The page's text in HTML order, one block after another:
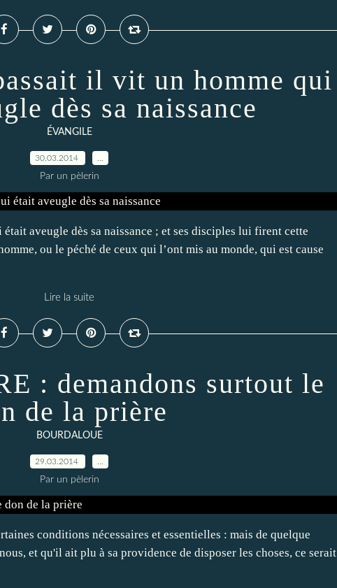
il vit un homme qui
dès sa naissance
ÉVANGILE
30.03.2014
Par un pèlerin
aveugle dès sa naissance ; et ses disciples lui firent cette
ou le péché de ceux qui l’ont mis au monde, qui est cause
Lire la suite
: demandons surtout le
de la prière
BOURDALOUE
29.03.2014
Par un pèlerin
conditions nécessaires et essentielles : mais de quelque
et qu'il ait plu à sa providence de disposer les choses, ce serait